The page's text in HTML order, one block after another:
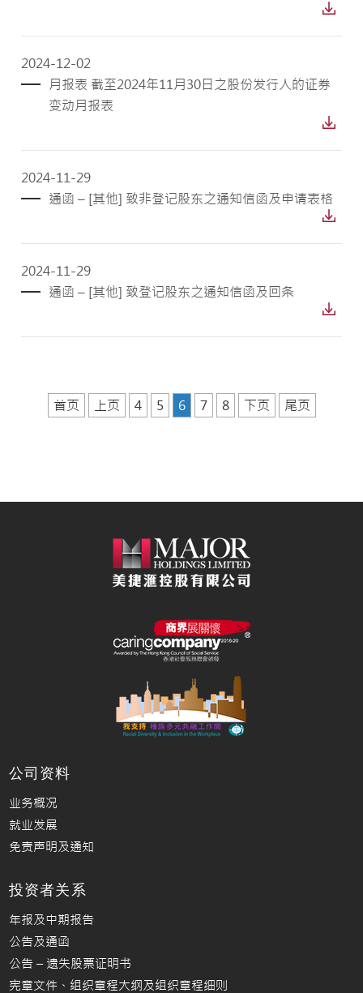
2024-12-02
月报表 截至2024年11月30日之股份发行人的证券
变动月报表
2024-11-29
通函 – [其他] 致非登记股东之通知信函及申请表格
2024-11-29
通函 – [其他] 致登记股东之通知信函及回条
首页 上页 4 5 6 7 8 下页 尾页
公司资料
业务概况
就业发展
免责声明及通知
投资者关系
年报及中期报告
公告及通函
公告 – 遗失股票证明书
宪章文件、组织章程大纲及组织章程细则